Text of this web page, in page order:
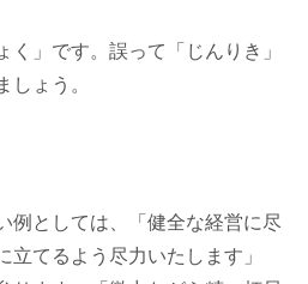
く」です。誤って「じんりき」
しょう。
例としては、「健全な経営に尽
立てるよう尽力いたします」